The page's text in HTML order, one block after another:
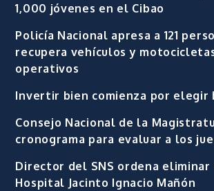
1,000 jóvenes en el Cibao
Policía Nacional apresa a 121
recupera vehículos y
operativos
Invertir bien comienza por elegir
Consejo Nacional de la
cronograma para evaluar a los
Director del SNS ordena
Hospital Jacinto Ignacio Mañón